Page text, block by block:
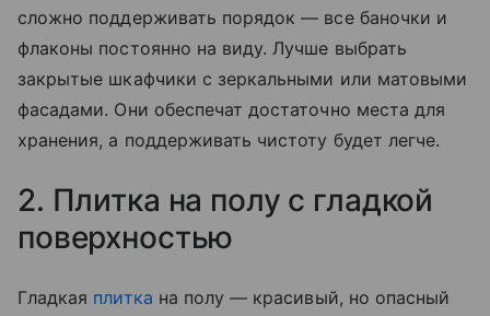
сложно поддерживать порядок — все баночки и
флаконы постоянно на виду. Лучше выбрать
закрытые шкафчики с зеркальными или матовыми
фасадами. Они обеспечат достаточно места для
хранения, а поддерживать чистоту будет легче.
2. Плитка на полу с гладкой
поверхностью
Гладкая плитка на полу — красивый, но опасный